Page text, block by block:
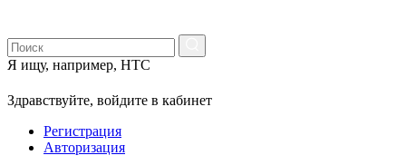
Я ищу, например, HTC
Здравствуйте, войдите в кабинет
Регистрация
Авторизация